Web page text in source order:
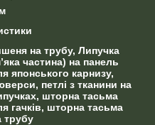
на трубу, Липучка
частина) на панель
японського карнизу,
петлі з тканини на
шторна тасьма
гачків, шторна тасьма
трубу